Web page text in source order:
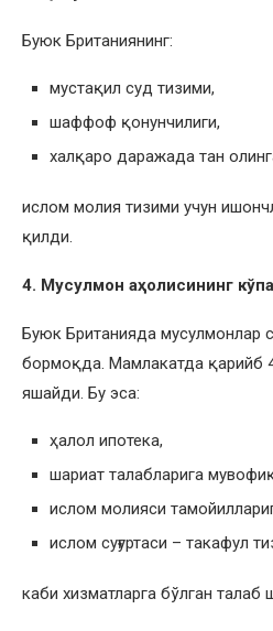
Буюк Британиянинг:
мустақил суд тизими,
шаффоф қонунчилиги,
халқаро даражада тан
ислом молия тизими учун
қилди.
4. Мусулмон аҳолисининг
Буюк Британияда мусулмонлар
бормоқда. Мамлакатда қарийб
яшайди. Бу эса:
ҳалол ипотека,
шариат талабларига
ислом молияси
ислом суғуртаси – такафул
каби хизматларга бўлган талаб